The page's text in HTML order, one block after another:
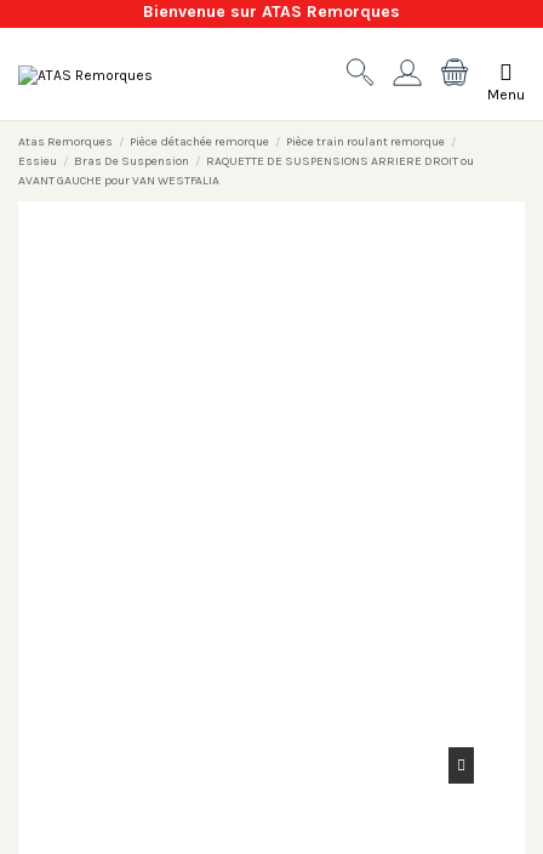
Bienvenue sur ATAS Remorques
Menu
Atas Remorques Pièce détachée remorque
Pièce train roulant remorque
Essieu
Bras De Suspension
RAQUETTE DE SUSPENSIONS ARRIERE DROIT ou
AVANT GAUCHE pour VAN WESTFALIA